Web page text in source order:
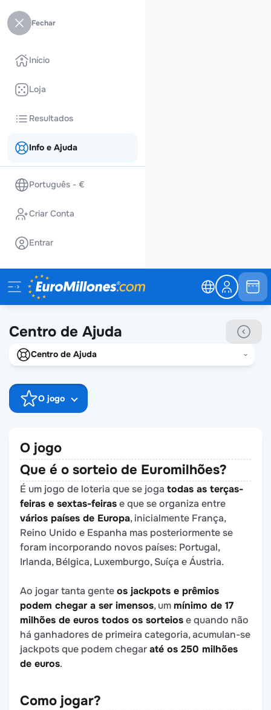
Fechar
Início
Loja
Resultados
Info e Ajuda
Português - €
Criar Conta
Entrar
Centro de Ajuda
Centro de Ajuda
Links oficiais
Quem somos
Aviso fraudes
O jogo
O jogo
Que é o sorteio de Euromilhões?
É um jogo de loteria que se joga todas as terças-
feiras e sextas-feirase que se organiza entre
vários países de Europa, inicialmente França,
Reino Unido e Espanha mas posteriormente se
foram incorporando novos países: Portugal,
Irlanda, Bélgica, Luxemburgo, Suíça e Áustria.
Ao jogar tanta genteos jackpots e prêmios
podem chegar a ser imensos, ummínimo de 17
milhões de euros todos os sorteiose quando não
há ganhadores de primeira categoria, acumulan-se
jackpots que podem chegaraté os 250 milhões
de euros.
Como jogar?